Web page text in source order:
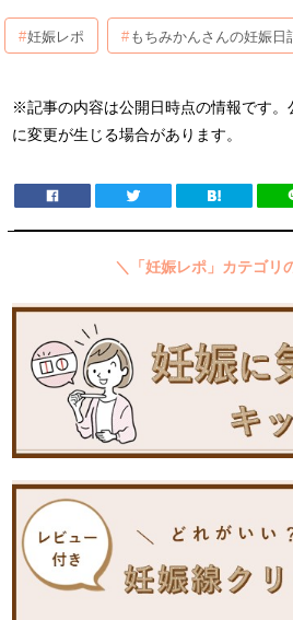
妊娠レポ もちみかんさんの妊娠日
※記事の内容は公開日時点の情報です。
に変更が生じる場合があります。
＼「妊娠レポ」カテゴリ